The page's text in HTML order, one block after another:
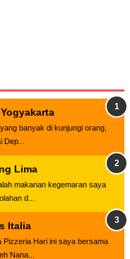
banyak di kunjungi orang,
Lima
makanan kegemaran saya
d...
Italia
Pizzeria Hari ini saya bersama
Nana...